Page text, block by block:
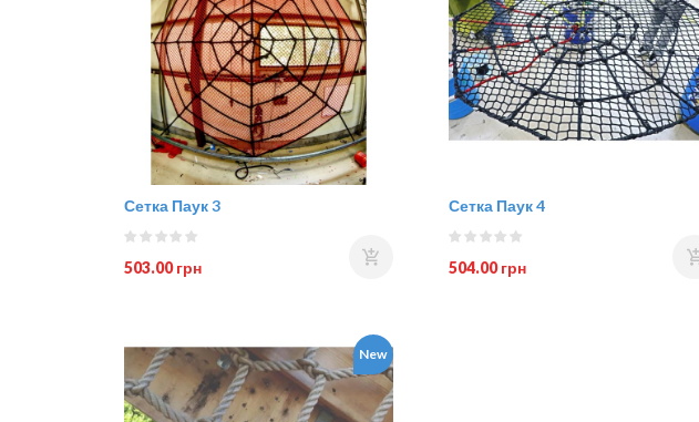
Сетка Паук 3
503.00 грн
Сетка Паук 4
504.00 грн
New